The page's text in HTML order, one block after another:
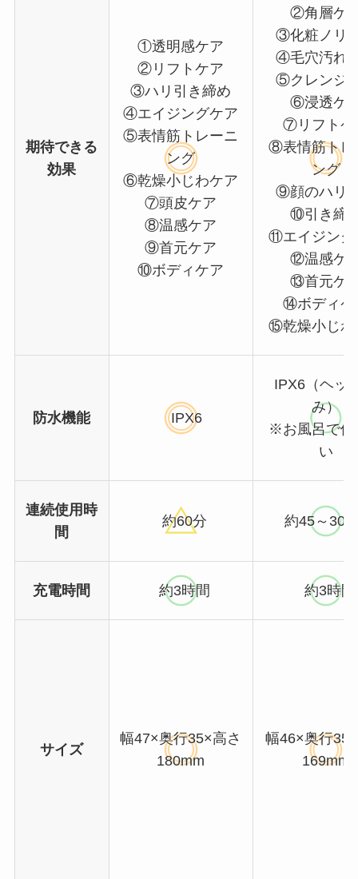
期待できる
効果
①透明感ケア
②リフトケア
③ハリ引き締め
④エイジングケア
⑤表情筋トレーニ
ング
⑥乾燥小じわケア
⑦頭皮ケア
⑧温感ケア
⑨首元ケア
⑩ボディケア
②角層ケ
③化粧ノリ
④毛穴汚れ
⑤クレンジ
⑥浸透ケ
⑦リフトケ
⑧表情筋トレ
ング
⑨顔のハリ
⑩引き締
⑪エイジング
⑫温感ケ
⑬首元ケ
⑭ボディケ
⑮乾燥小じわ
防水機能 IPX6
IPX6（ヘッ
み）
※お風呂で使
い
連続使用時
間
約60分 約45～300
充電時間 約3時間 約3時間
サイズ
幅47×奥行35×高さ
180mm
幅46×奥行
169mm